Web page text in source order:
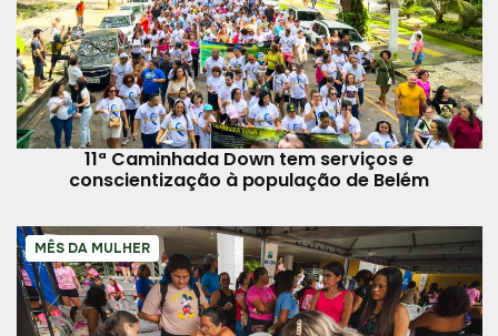
11ª Caminhada Down tem serviços e
conscientização à população de Belém
MÊS DA MULHER